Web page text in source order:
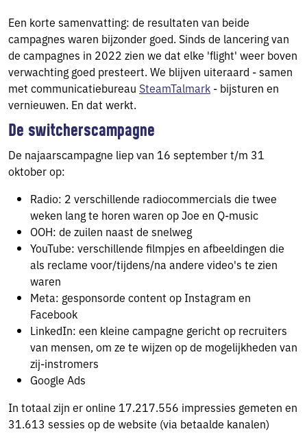
Een korte samenvatting: de resultaten van beide
campagnes waren bijzonder goed. Sinds de lancering van
de campagnes in 2022 zien we dat elke 'flight' weer boven
verwachting goed presteert. We blijven uiteraard - samen
met communicatiebureau SteamTalmark - bijsturen en
vernieuwen. En dat werkt.
De switcherscampagne
De najaarscampagne liep van 16 september t/m 31
oktober op:
Radio: 2 verschillende radiocommercials die twee
weken lang te horen waren op Joe en Q-music
OOH: de zuilen naast de snelweg
YouTube: verschillende filmpjes en afbeeldingen die
als reclame voor/tijdens/na andere video's te zien
waren
Meta: gesponsorde content op Instagram en
Facebook
LinkedIn: een kleine campagne gericht op recruiters
van mensen, om ze te wijzen op de mogelijkheden van
zij-instromers
Google Ads
In totaal zijn er online 17.217.556 impressies gemeten en
31.613 sessies op de website (via betaalde kanalen)